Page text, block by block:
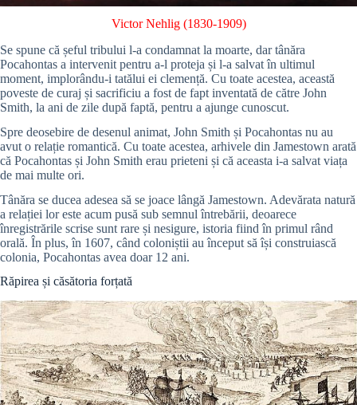
Victor Nehlig (1830-1909)
Se spune că șeful tribului l-a condamnat la moarte, dar tânăra
Pocahontas a intervenit pentru a-l proteja și l-a salvat în ultimul
moment, implorându-i tatălui ei clemență. Cu toate acestea, această
poveste de curaj și sacrificiu a fost de fapt inventată de către John
Smith, la ani de zile după faptă, pentru a ajunge cunoscut.
Spre deosebire de desenul animat, John Smith și Pocahontas nu au
avut o relație romantică. Cu toate acestea, arhivele din Jamestown arată
că Pocahontas și John Smith erau prieteni și că aceasta i-a salvat viața
de mai multe ori.
Tânăra se ducea adesea să se joace lângă Jamestown. Adevărata natură
a relației lor este acum pusă sub semnul întrebării, deoarece
înregistrările scrise sunt rare și nesigure, istoria fiind în primul rând
orală. În plus, în 1607, când coloniștii au început să își construiască
colonia, Pocahontas avea doar 12 ani.
Răpirea și căsătoria forțată